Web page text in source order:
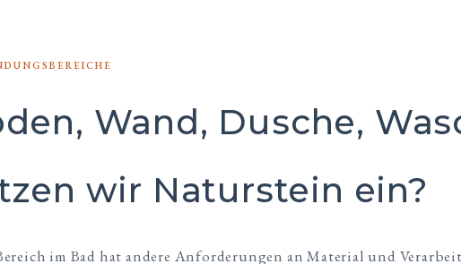
Wand, Dusche,
wir Naturstein ein?
im Bad hat andere Anforderungen an Material und